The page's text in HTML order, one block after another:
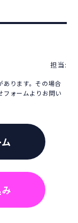
担当:
あります。その場合
フォームよりお問い